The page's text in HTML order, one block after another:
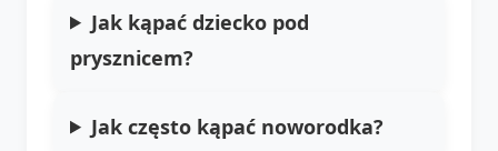
Jak kąpać dziecko pod
prysznicem?
Jak często kąpać noworodka?